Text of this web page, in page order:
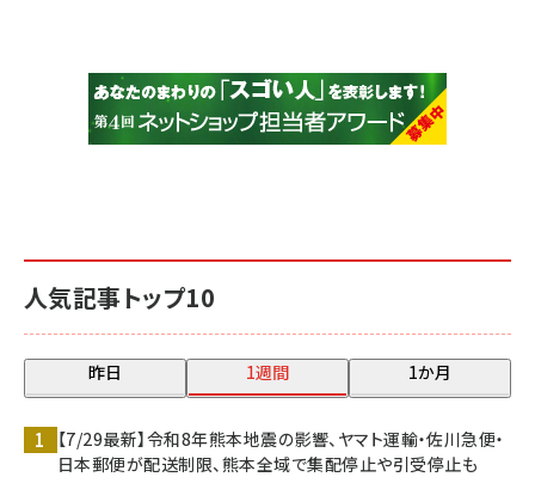
人気記事トップ10
昨日 1週間 1か月
【7/29最新】令和8年熊本地震の影響、ヤマト運輸・佐川急便・
日本郵便が配送制限、熊本全域で集配停止や引受停止も